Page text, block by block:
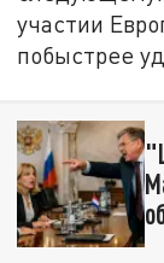
участии
побыстрее